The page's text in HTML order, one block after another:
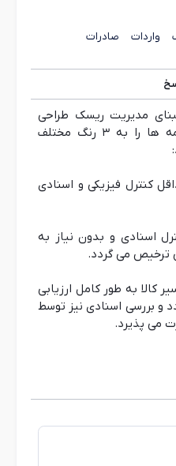
واردات صادرات
مدیریت ریسک طراحی
شده است و اظهارنامه ها را به ۳ رنگ مختلف
کنترل فیزیکی و اسنادی
اسنادی و بدون نیاز به
ترخیص می گردد.
کالا به طور کامل ارزیابی
و بررسی اسنادی نیز توسط
می پذیرد.